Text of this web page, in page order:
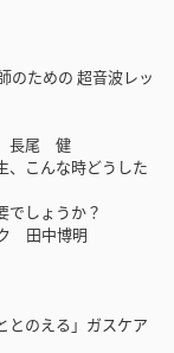
ための 超音波レッ
長尾 健
こんな時どうした
でしょうか？
田中博明
のえる」ガスケア